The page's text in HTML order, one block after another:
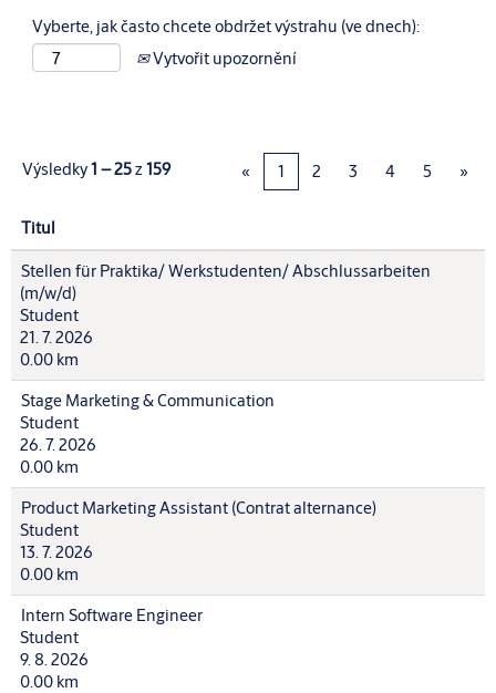
Vyberte, jak často chcete obdržet výstrahu (ve dnech):
Vytvořit upozornění
Výsledky1 – 25z159 « 1 2 3 4 5 »
Titul
Stellen für Praktika/ Werkstudenten/ Abschlussarbeiten
(m/w/d)
Student
21. 7. 2026
0.00 km
Stage Marketing & Communication
Student
26. 7. 2026
0.00 km
Product Marketing Assistant (Contrat alternance)
Student
13. 7. 2026
0.00 km
Intern Software Engineer
Student
9. 8. 2026
0.00 km